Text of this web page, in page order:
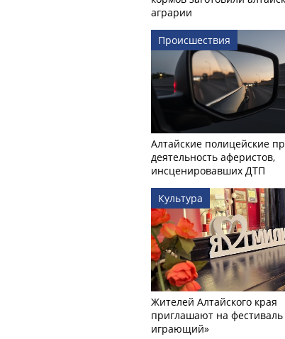
аграрии
Происшествия
Алтайские полицейские
деятельность аферистов,
инсценировавших ДТП
Культура
Жителей Алтайского края
приглашают на фестиваль
играющий»